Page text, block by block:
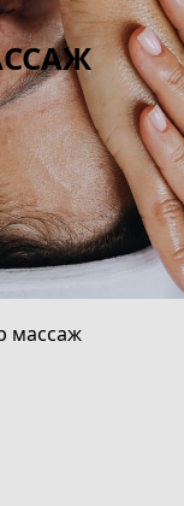
массаж